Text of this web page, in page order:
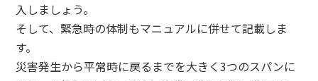
入しましょう。
そして、緊急時の体制もマニュアルに併せて記載しま
す。
災害発生から平常時に戻るまでを大きく3つのスパンに